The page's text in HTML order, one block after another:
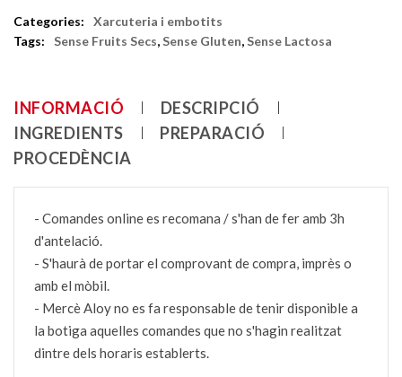
Categories:
Xarcuteria i embotits
Tags:
Sense Fruits Secs,Sense Gluten,Sense Lactosa
INFORMACIÓ
DESCRIPCIÓ
INGREDIENTS
PREPARACIÓ
PROCEDÈNCIA
- Comandes online es recomana / s'han de fer amb 3h
d'antelació.
- S'haurà de portar el comprovant de compra, imprès o
amb el mòbil.
- Mercè Aloy no es fa responsable de tenir disponible a
la botiga aquelles comandes que no s'hagin realitzat
dintre dels horaris establerts.